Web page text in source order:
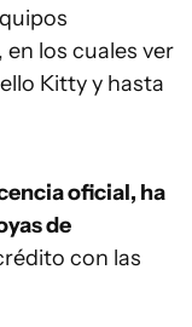
los cuales ver
Kitty y hasta
oficial, ha
de
con las